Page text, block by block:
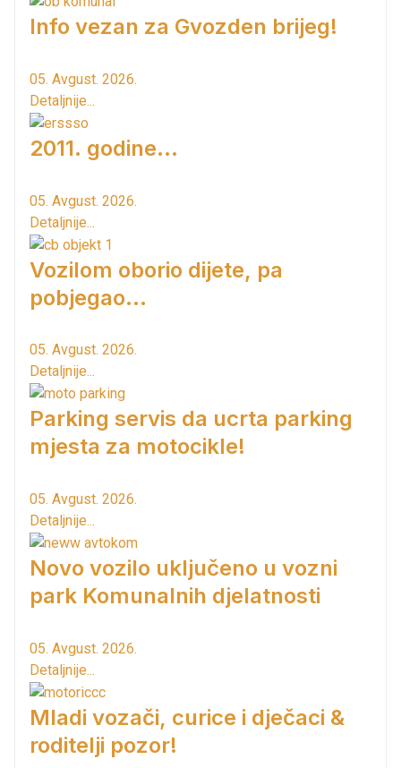
Info vezan za Gvozden brijeg!
05. Avgust. 2026.
Detaljnije...
2011. godine...
05. Avgust. 2026.
Detaljnije...
Vozilom oborio dijete, pa
pobjegao...
05. Avgust. 2026.
Detaljnije...
Parking servis da ucrta parking
mjesta za motocikle!
05. Avgust. 2026.
Detaljnije...
Novo vozilo uključeno u vozni
park Komunalnih djelatnosti
05. Avgust. 2026.
Detaljnije...
Mladi vozači, curice i dječaci &
roditelji pozor!